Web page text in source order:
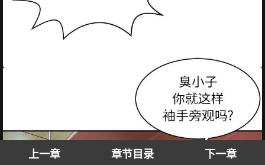
上一章 章节目录 下一章